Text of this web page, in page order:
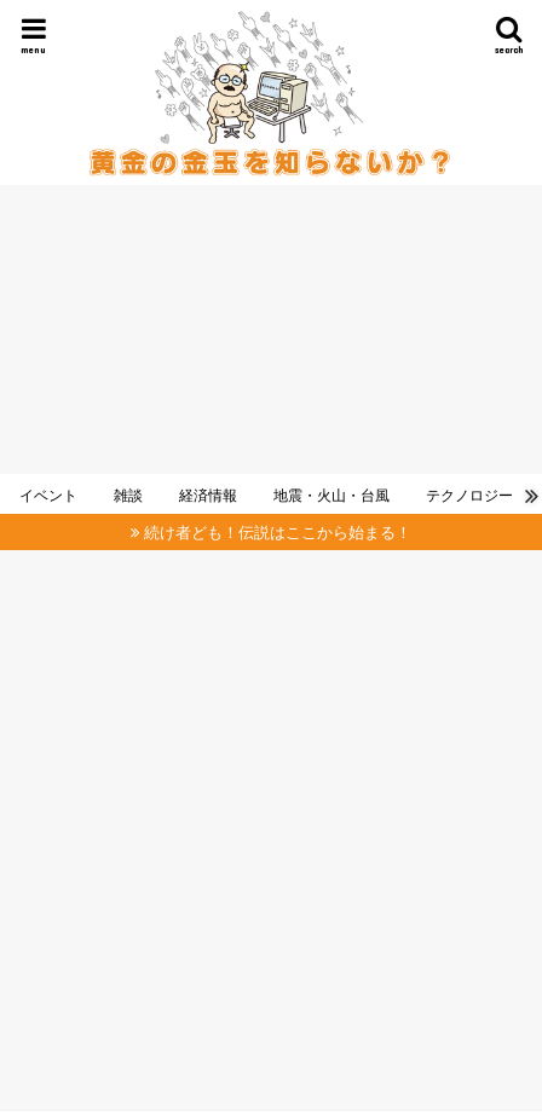
search
menu
イベント 雑談 経済情報 地震・火山・台風 テクノロジー
続け者ども！伝説はここから始まる！